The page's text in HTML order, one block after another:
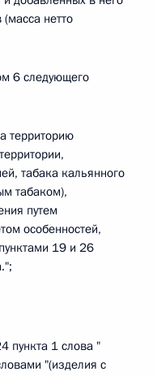
нетто
6 следующего
территорию
табака кальянного
табаком),
путем
особенностей,
19 и 26
пункта 1 слова "
"(изделия с